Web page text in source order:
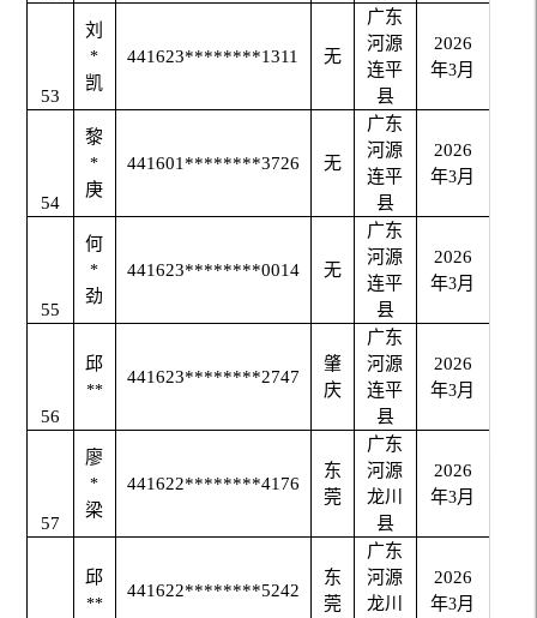
53
刘
*
凯
441623********1311 无
广东
河源
连平
县
2026
年3月
54
黎
*
庚
441601********3726 无
广东
河源
连平
县
2026
年3月
55
何
*
劲
441623********0014 无
广东
河源
连平
县
2026
年3月
56
邱
**
441623********2747
肇
庆
广东
河源
连平
县
2026
年3月
57
廖
*
梁
441622********4176
东
莞
广东
河源
龙川
县
2026
年3月
邱
**
441622********5242
东
莞
广东
河源
龙川
2026
年3月